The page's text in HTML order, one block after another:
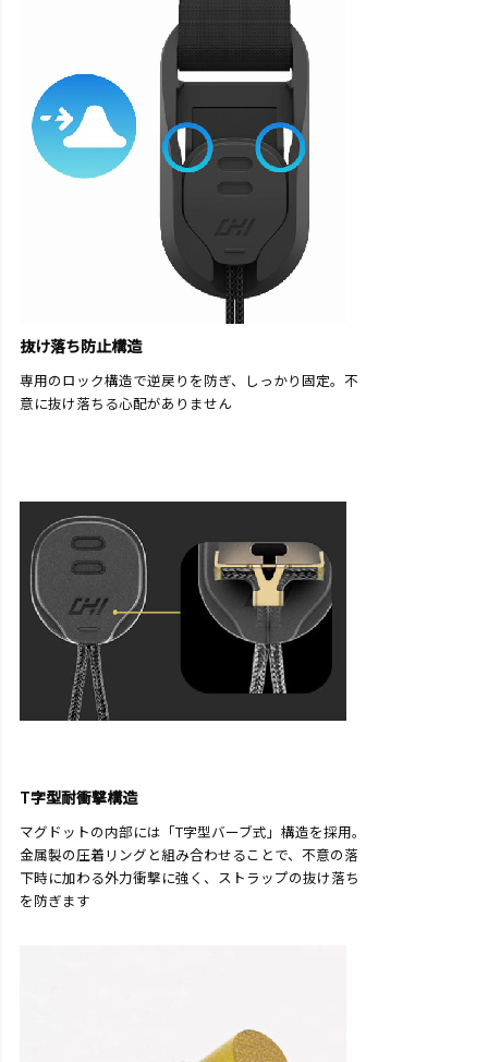
抜け落ち防止構造
専用のロック構造で逆戻りを防ぎ、しっかり固定。不
意に抜け落ちる心配がありません
T字型耐衝撃構造
マグドットの内部には「T字型バーブ式」構造を採用。
金属製の圧着リングと組み合わせることで、不意の落
下時に加わる外力衝撃に強く、ストラップの抜け落ち
を防ぎます